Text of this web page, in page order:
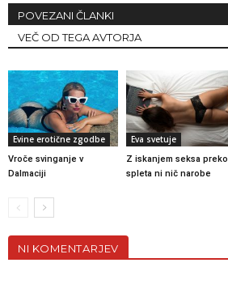
POVEZANI ČLANKI
VEČ OD TEGA AVTORJA
Evine erotične zgodbe
Vroče svinganje v
Dalmaciji
Eva svetuje
Z iskanjem seksa preko
spleta ni nič narobe
NI KOMENTARJEV